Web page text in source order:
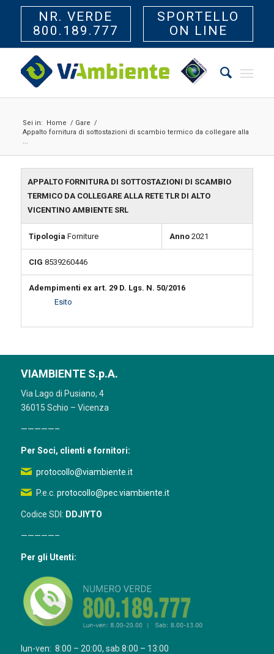
NR. VERDE
800.189.777
SPORTELLO
ON LINE
Sei in: Home / Gare /
Appalto fornitura di sottostazioni di scambio termico da collegare alla
...
APPALTO FORNITURA DI SOTTOSTAZIONI DI SCAMBIO
TERMICO DA COLLEGARE ALLA RETE TLR DI ALTO
VICENTINO AMBIENTE SRL
Tipologia Forniture Anno2021
CIG 8539260446
Adempimenti ex art. 29 D. Lgs. N. 50/2016
Esito
VIAMBIENTE S.p.A.
Via Lago di Pusiano, 4
36015 Schio – Vicenza
—————–
Per Soci, clienti e fornitori:
protocollo@viambiente.it
P.e.c. protocollo@pec.viambiente.it
Codice SDI: DDJIYTO
—————–
Per gli Utenti:
lun-ven: 8:00 – 20:00, sab 8:00 – 13:00